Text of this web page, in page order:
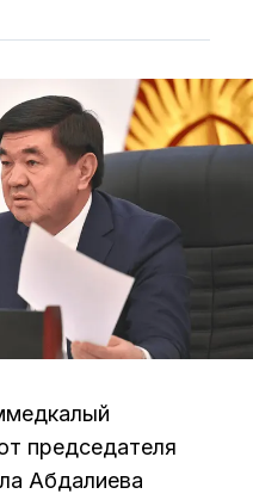
председателя
Абдалиева